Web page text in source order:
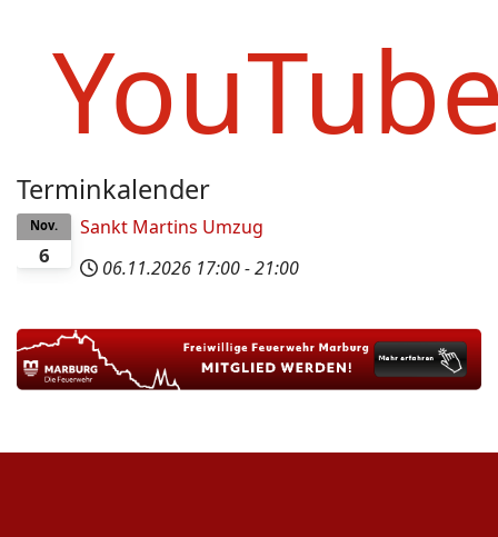
Terminkalender
6
Nov.
Sankt Martins Umzug
06.11.2026 17:00-21:00